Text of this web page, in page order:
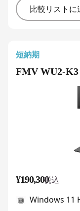
比較リストに
短納期
FMV WU2-K3
¥190,300税込
Windows 11